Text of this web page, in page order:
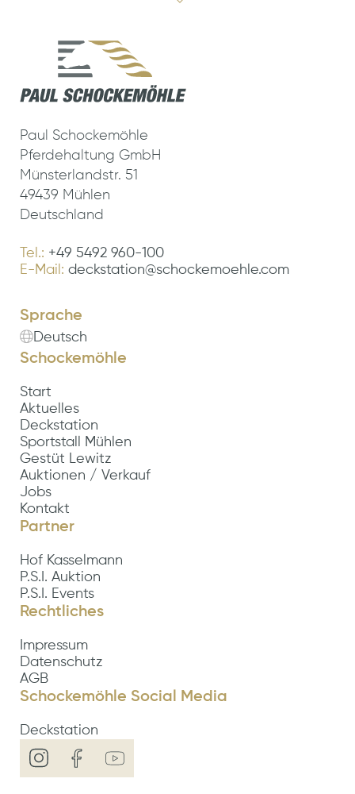
Paul Schockemöhle
Pferdehaltung GmbH
Münsterlandstr. 51
49439 Mühlen
Deutschland
Tel.: +49 5492 960-100
E-Mail: deckstation@schockemoehle.com
Sprache
Deutsch
Schockemöhle
Start
Aktuelles
Deckstation
Sportstall Mühlen
Gestüt Lewitz
Auktionen / Verkauf
Jobs
Kontakt
Partner
Hof Kasselmann
P.S.I. Auktion
P.S.I. Events
Rechtliches
Impressum
Datenschutz
AGB
Schockemöhle Social Media
Deckstation